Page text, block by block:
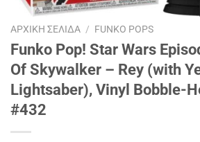
ΑΡΧΙΚΉ ΣΕΛΊΔΑ / FUNKO POPS
Funko Pop! Star Wars
Of Skywalker – Rey (with
Lightsaber), Vinyl Bobble-
#432